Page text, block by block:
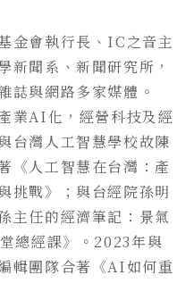
金會執行長、IC之音主
新聞系、新聞研究所，
誌與網路多家媒體。
業AI化，經營科技及經
台灣人工智慧學校故陳
《人工智慧在台灣：產
挑戰》；與台經院孫明
主任的經濟筆記：景氣
總經課》。2023年與
輯團隊合著《AI如何重